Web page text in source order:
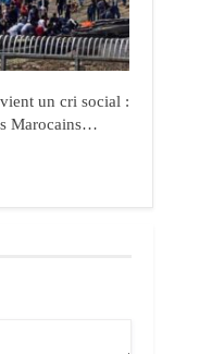
un cri social :
Marocains…